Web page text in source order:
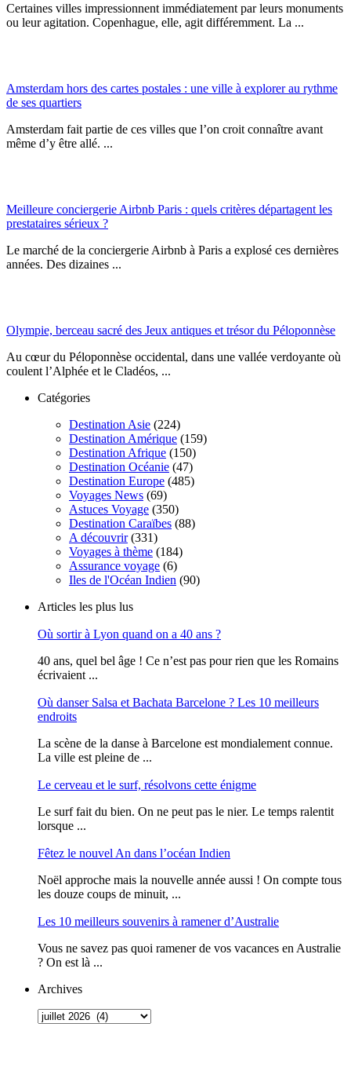
Certaines villes impressionnent immédiatement par leurs monuments
ou leur agitation. Copenhague, elle, agit différemment. La ...
Amsterdam hors des cartes postales : une ville à explorer au rythme
de ses quartiers
Amsterdam fait partie de ces villes que l’on croit connaître avant
même d’y être allé. ...
Meilleure conciergerie Airbnb Paris : quels critères départagent les
prestataires sérieux ?
Le marché de la conciergerie Airbnb à Paris a explosé ces dernières
années. Des dizaines ...
Olympie, berceau sacré des Jeux antiques et trésor du Péloponnèse
Au cœur du Péloponnèse occidental, dans une vallée verdoyante où
coulent l’Alphée et le Cladéos, ...
Catégories
Destination Asie (224)
Destination Amérique (159)
Destination Afrique (150)
Destination Océanie (47)
Destination Europe (485)
Voyages News (69)
Astuces Voyage (350)
Destination Caraïbes (88)
A découvrir(331)
Voyages à thème (184)
Assurance voyage (6)
Iles de l'Océan Indien (90)
Articles les plus lus
Où sortir à Lyon quand on a 40 ans ?
40 ans, quel bel âge ! Ce n’est pas pour rien que les Romains
écrivaient ...
Où danser Salsa et Bachata Barcelone ? Les 10 meilleurs
endroits
La scène de la danse à Barcelone est mondialement connue.
La ville est pleine de ...
Le cerveau et le surf, résolvons cette énigme
Le surf fait du bien. On ne peut pas le nier. Le temps ralentit
lorsque ...
Fêtez le nouvel An dans l’océan Indien
Noël approche mais la nouvelle année aussi ! On compte tous
les douze coups de minuit, ...
Les 10 meilleurs souvenirs à ramener d’Australie
Vous ne savez pas quoi ramener de vos vacances en Australie
? On est là ...
Archives